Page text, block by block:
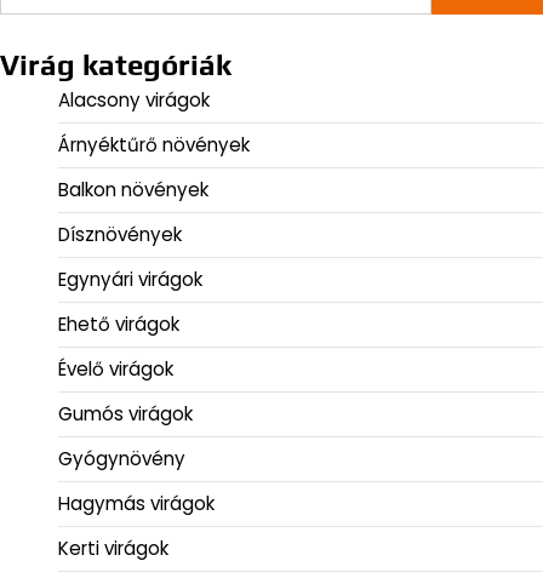
Virág kategóriák
Alacsony virágok
Árnyéktűrő növények
Balkon növények
Dísznövények
Egynyári virágok
Ehető virágok
Évelő virágok
Gumós virágok
Gyógynövény
Hagymás virágok
Kerti virágok